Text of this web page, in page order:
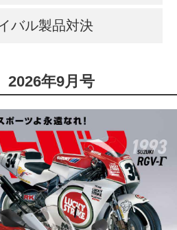
バル製品対決
2026年9月号